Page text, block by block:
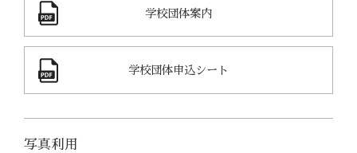
学校団体案内
学校団体申込シート
写真利用